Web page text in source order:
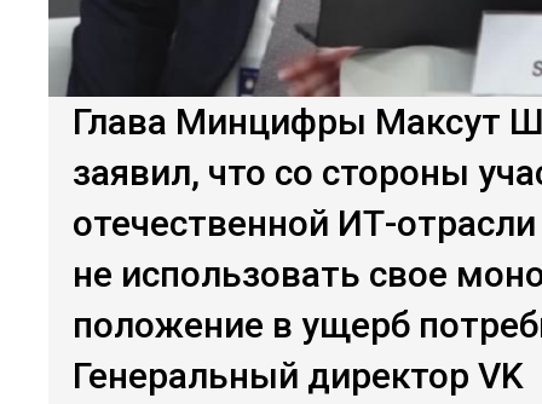
Глава Минцифры Максут
заявил, что со стороны
отечественной ИТ-
не использовать свое
положение в ущерб
Генеральный директор VK